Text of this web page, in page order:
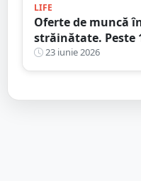
LIFE
Oferte de muncă
străinătate. Peste
la noi în județ
23 iunie 2026